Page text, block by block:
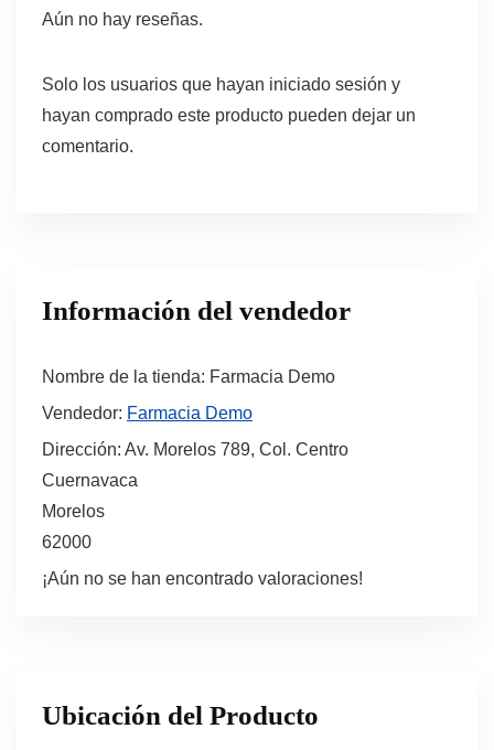
Aún no hay reseñas.
Solo los usuarios que hayan iniciado sesión y
hayan comprado este producto pueden dejar un
comentario.
Información del vendedor
Nombre de la tienda: Farmacia Demo
Vendedor: Farmacia Demo
Dirección: Av. Morelos 789, Col. Centro
Cuernavaca
Morelos
62000
¡Aún no se han encontrado valoraciones!
Ubicación del Producto